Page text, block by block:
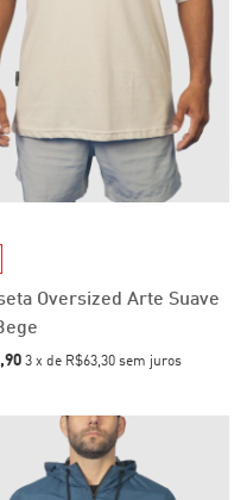
Oversized Arte Suave
3 x de R$63,30 sem juros